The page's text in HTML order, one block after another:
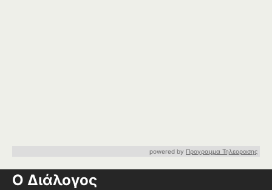
powered by Προγραμμα Τηλεορασης
Ο Διάλογος